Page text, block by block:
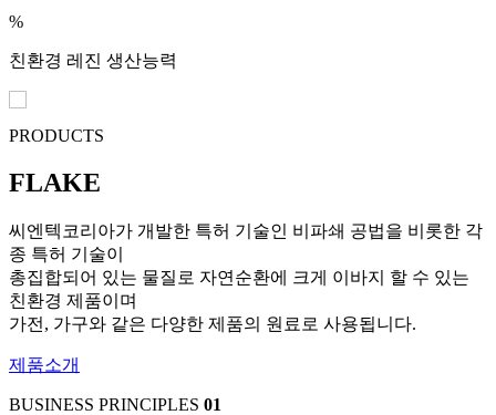
%
친환경 레진 생산능력
PRODUCTS
FLAKE
씨엔텍코리아가 개발한 특허 기술인 비파쇄 공법을 비롯한 각
종 특허 기술이
총집합되어 있는 물질로 자연순환에 크게 이바지 할 수 있는
친환경 제품이며
가전, 가구와 같은 다양한 제품의 원료로 사용됩니다.
제품소개
BUSINESS PRINCIPLES 01